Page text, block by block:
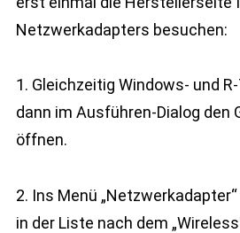
Netzwerkadapters besuchen:
1. Gleichzeitig Windows- und
dann im Ausführen-Dialog den
öffnen.
2. Ins Menü
in der Liste nach dem